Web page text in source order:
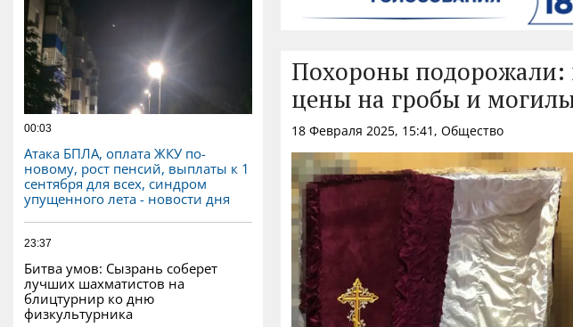
00:03
Атака БПЛА, оплата ЖКУ по-
новому, рост пенсий, выплаты к 1
сентября для всех, синдром
упущенного лета - новости дня
23:37
Битва умов: Сызрань соберет
лучших шахматистов на
блицтурнир ко дню
физкультурника
Похороны подорожали:
цены на гробы и
18 Февраля 2025, 15:41, Общество